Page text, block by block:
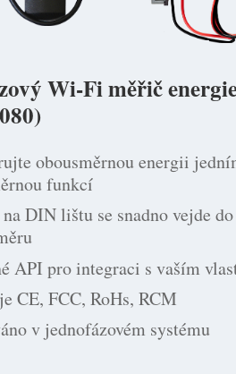
Wi-Fi měřič
obousměrnou energii
funkcí
DIN lištu se snadno vejde
API pro integraci s vaším
CE, FCC, RoHs, RCM
v jednofázovém systému